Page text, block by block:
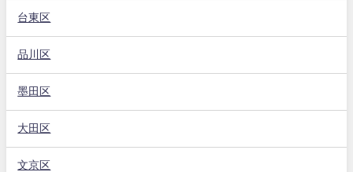
台東区
品川区
墨田区
大田区
文京区